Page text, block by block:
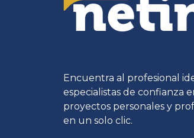
Encuentra al profesional
especialistas de confianza
proyectos personales y
en un solo clic.